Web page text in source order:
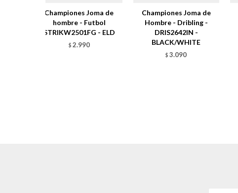
Championes Joma de
hombre - Futbol
STRIKW2501FG - ELD
$ 2.990
Championes Joma de
Hombre - Dribling -
DRIS2642IN -
BLACK/WHITE
$ 3.090